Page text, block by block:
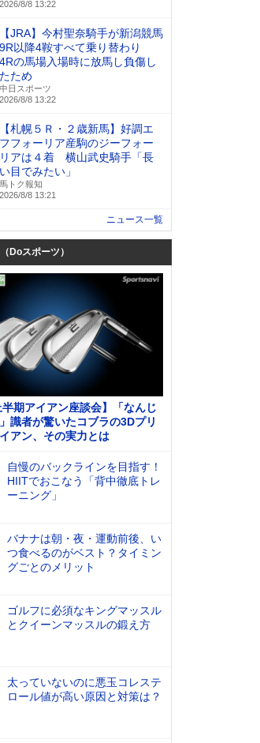
2026/8/8 13:22
【JRA】今村聖奈騎手が新潟競馬
9R以降4鞍すべて乗り替わり
4Rの馬場入場時に放馬し負傷し
たため
中日スポーツ
2026/8/8 13:22
【札幌５Ｒ・２歳新馬】好調エ
フフォーリア産駒のジーフォー
リアは４着 横山武史騎手「長
い目でみたい」
馬トク報知
2026/8/8 13:21
ニュース一覧
Doスポーツ）
半期アイアン座談会】「なんじ
識者が驚いたコブラの3Dプリ
アン、その実力とは
自慢のバックラインを目指す！
HIITでおこなう「背中徹底トレ
ーニング」
バナナは朝・夜・運動前後、い
つ食べるのがベスト？タイミン
グごとのメリット
ゴルフに必須なキングマッスル
とクイーンマッスルの鍛え方
太っていないのに悪玉コレステ
ロール値が高い原因と対策は？